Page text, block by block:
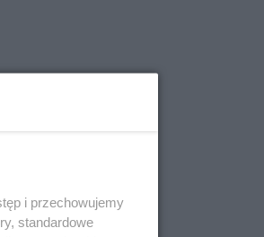
i przechowujemy
standardowe